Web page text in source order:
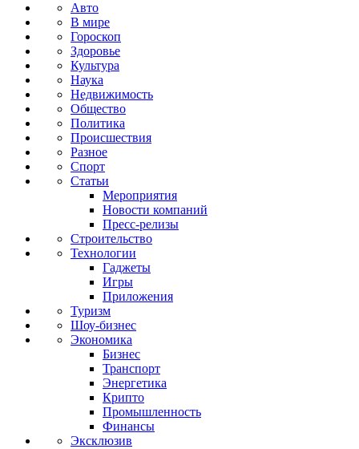
Авто
В мире
Гороскоп
Здоровье
Культура
Наука
Недвижимость
Общество
Политика
Происшествия
Разное
Спорт
Статьи
Мероприятия
Новости компаний
Пресс-релизы
Строительство
Технологии
Гаджеты
Игры
Приложения
Туризм
Шоу-бизнес
Экономика
Бизнес
Транспорт
Энергетика
Крипто
Промышленность
Финансы
Эксклюзив